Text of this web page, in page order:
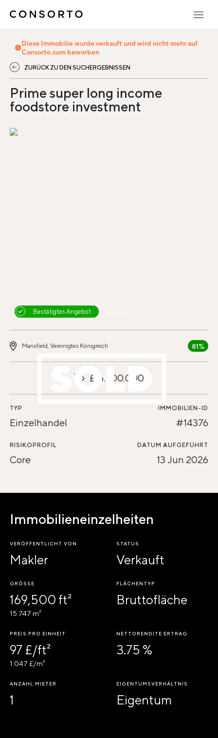
Diese Immobilie wurde verkauft und wird nicht mehr auf
Consorto.com beworben
ZURÜCK ZU DEN SUCHERGEBNISSEN
Prime super long income
foodstore investment
Bestätigtes Angebot
Mansfield, Vereinigtes Königreich 81%
£16.500.000
TYP
Einzelhandel
IMMOBILIEN-ID
#14376
RISIKOPROFIL
Core
DATUM AUFGEFÜHRT
13 Jun 2026
Immobilieneinzelheiten
VERÖFFENTLICHT VON
Makler
STATUS
Verkauft
GRÖSSE
169,500 ft²
15.747 m²
FLÄCHENTYP
Bruttofläche
PREIS PRO EINHEIT
97 £/ft²
1.047 £/m²
NETTORENDITE ERTRAG
3.75 %
ANZAHL MIETER
1
EIGENTUMSVERHÄLTNIS
Eigentum